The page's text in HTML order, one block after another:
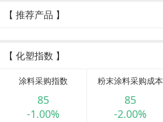
【 推荐产品 】
【 化塑指数 】
涂料采购指数
85
-1.00%
粉末涂料采购成本
85
-2.00%